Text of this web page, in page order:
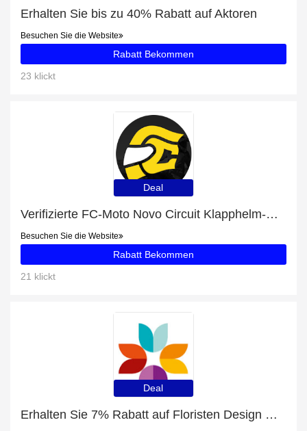
Erhalten Sie bis zu 40% Rabatt auf Aktoren
Besuchen Sie die Website
Rabatt Bekommen
23 klickt
Deal
Verifizierte FC-Moto Novo Circuit Klapphelm-Rabatte: 17% Rabatt
Besuchen Sie die Website
Rabatt Bekommen
21 klickt
Deal
Erhalten Sie 7% Rabatt auf Floristen Design Weiß und mehr